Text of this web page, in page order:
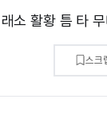
소 활황 틈 타
스크